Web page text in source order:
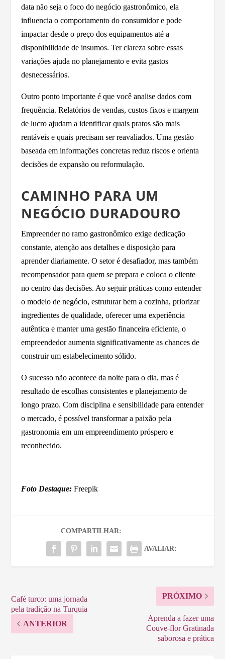
data não seja o foco do negócio gastronômico, ela
influencia o comportamento do consumidor e pode
impactar desde o preço dos equipamentos até a
disponibilidade de insumos. Ter clareza sobre essas
variações ajuda no planejamento e evita gastos
desnecessários.
Outro ponto importante é que você analise dados com
frequência. Relatórios de vendas, custos fixos e margem
de lucro ajudam a identificar quais pratos são mais
rentáveis e quais precisam ser reavaliados. Uma gestão
baseada em informações concretas reduz riscos e orienta
decisões de expansão ou reformulação.
CAMINHO PARA UM
NEGÓCIO DURADOURO
Empreender no ramo gastronômico exige dedicação
constante, atenção aos detalhes e disposição para
aprender diariamente. O setor é desafiador, mas também
recompensador para quem se prepara e coloca o cliente
no centro das decisões. Ao seguir práticas como entender
o modelo de negócio, estruturar bem a cozinha, priorizar
ingredientes de qualidade, oferecer uma experiência
autêntica e manter uma gestão financeira eficiente, o
empreendedor aumenta significativamente as chances de
construir um estabelecimento sólido.
O sucesso não acontece da noite para o dia, mas é
resultado de escolhas consistentes e planejamento de
longo prazo. Com disciplina e sensibilidade para entender
o mercado, é possível transformar a paixão pela
gastronomia em um empreendimento próspero e
reconhecido.
Foto Destaque: Freepik
COMPARTILHAR:
AVALIAR:
Café turco: uma jornada
pela tradição na Turquia
ANTERIOR
PRÓXIMO
Aprenda a fazer uma
Couve-flor Gratinada
saborosa e prática